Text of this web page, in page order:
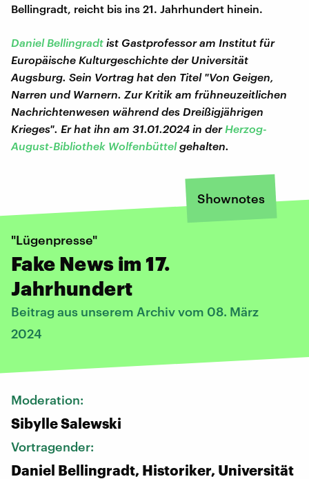
Bellingradt, reicht bis ins 21. Jahrhundert hinein.
Daniel Bellingradt ist Gastprofessor am Institut für
Europäische Kulturgeschichte der Universität
Augsburg. Sein Vortrag hat den Titel "Von Geigen,
Narren und Warnern. Zur Kritik am frühneuzeitlichen
Nachrichtenwesen während des Dreißigjährigen
Krieges". Er hat ihn am 31.01.2024 in der Herzog-
August-Bibliothek Wolfenbüttelgehalten.
Shownotes
"Lügenpresse"
Fake News im 17.
Jahrhundert
Beitrag aus unserem Archiv vom 08. März
2024
Moderation:
Sibylle Salewski
Vortragender:
Daniel Bellingradt, Historiker, Universität